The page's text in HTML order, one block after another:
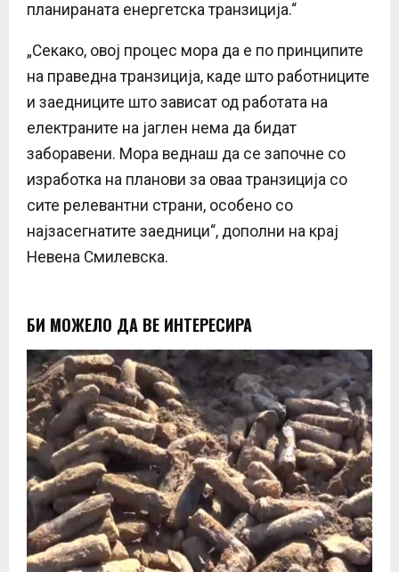
планираната енергетска транзиција.“
„Секако, овој процес мора да е по принципите
на праведна транзиција, каде што работниците
и заедниците што зависат од работата на
електраните на јаглен нема да бидат
заборавени. Мора веднаш да се започне со
изработка на планови за оваа транзиција со
сите релевантни страни, особено со
најзасегнатите заедници“, дополни на крај
Невена Смилевска.
БИ МОЖЕЛО ДА ВЕ ИНТЕРЕСИРА